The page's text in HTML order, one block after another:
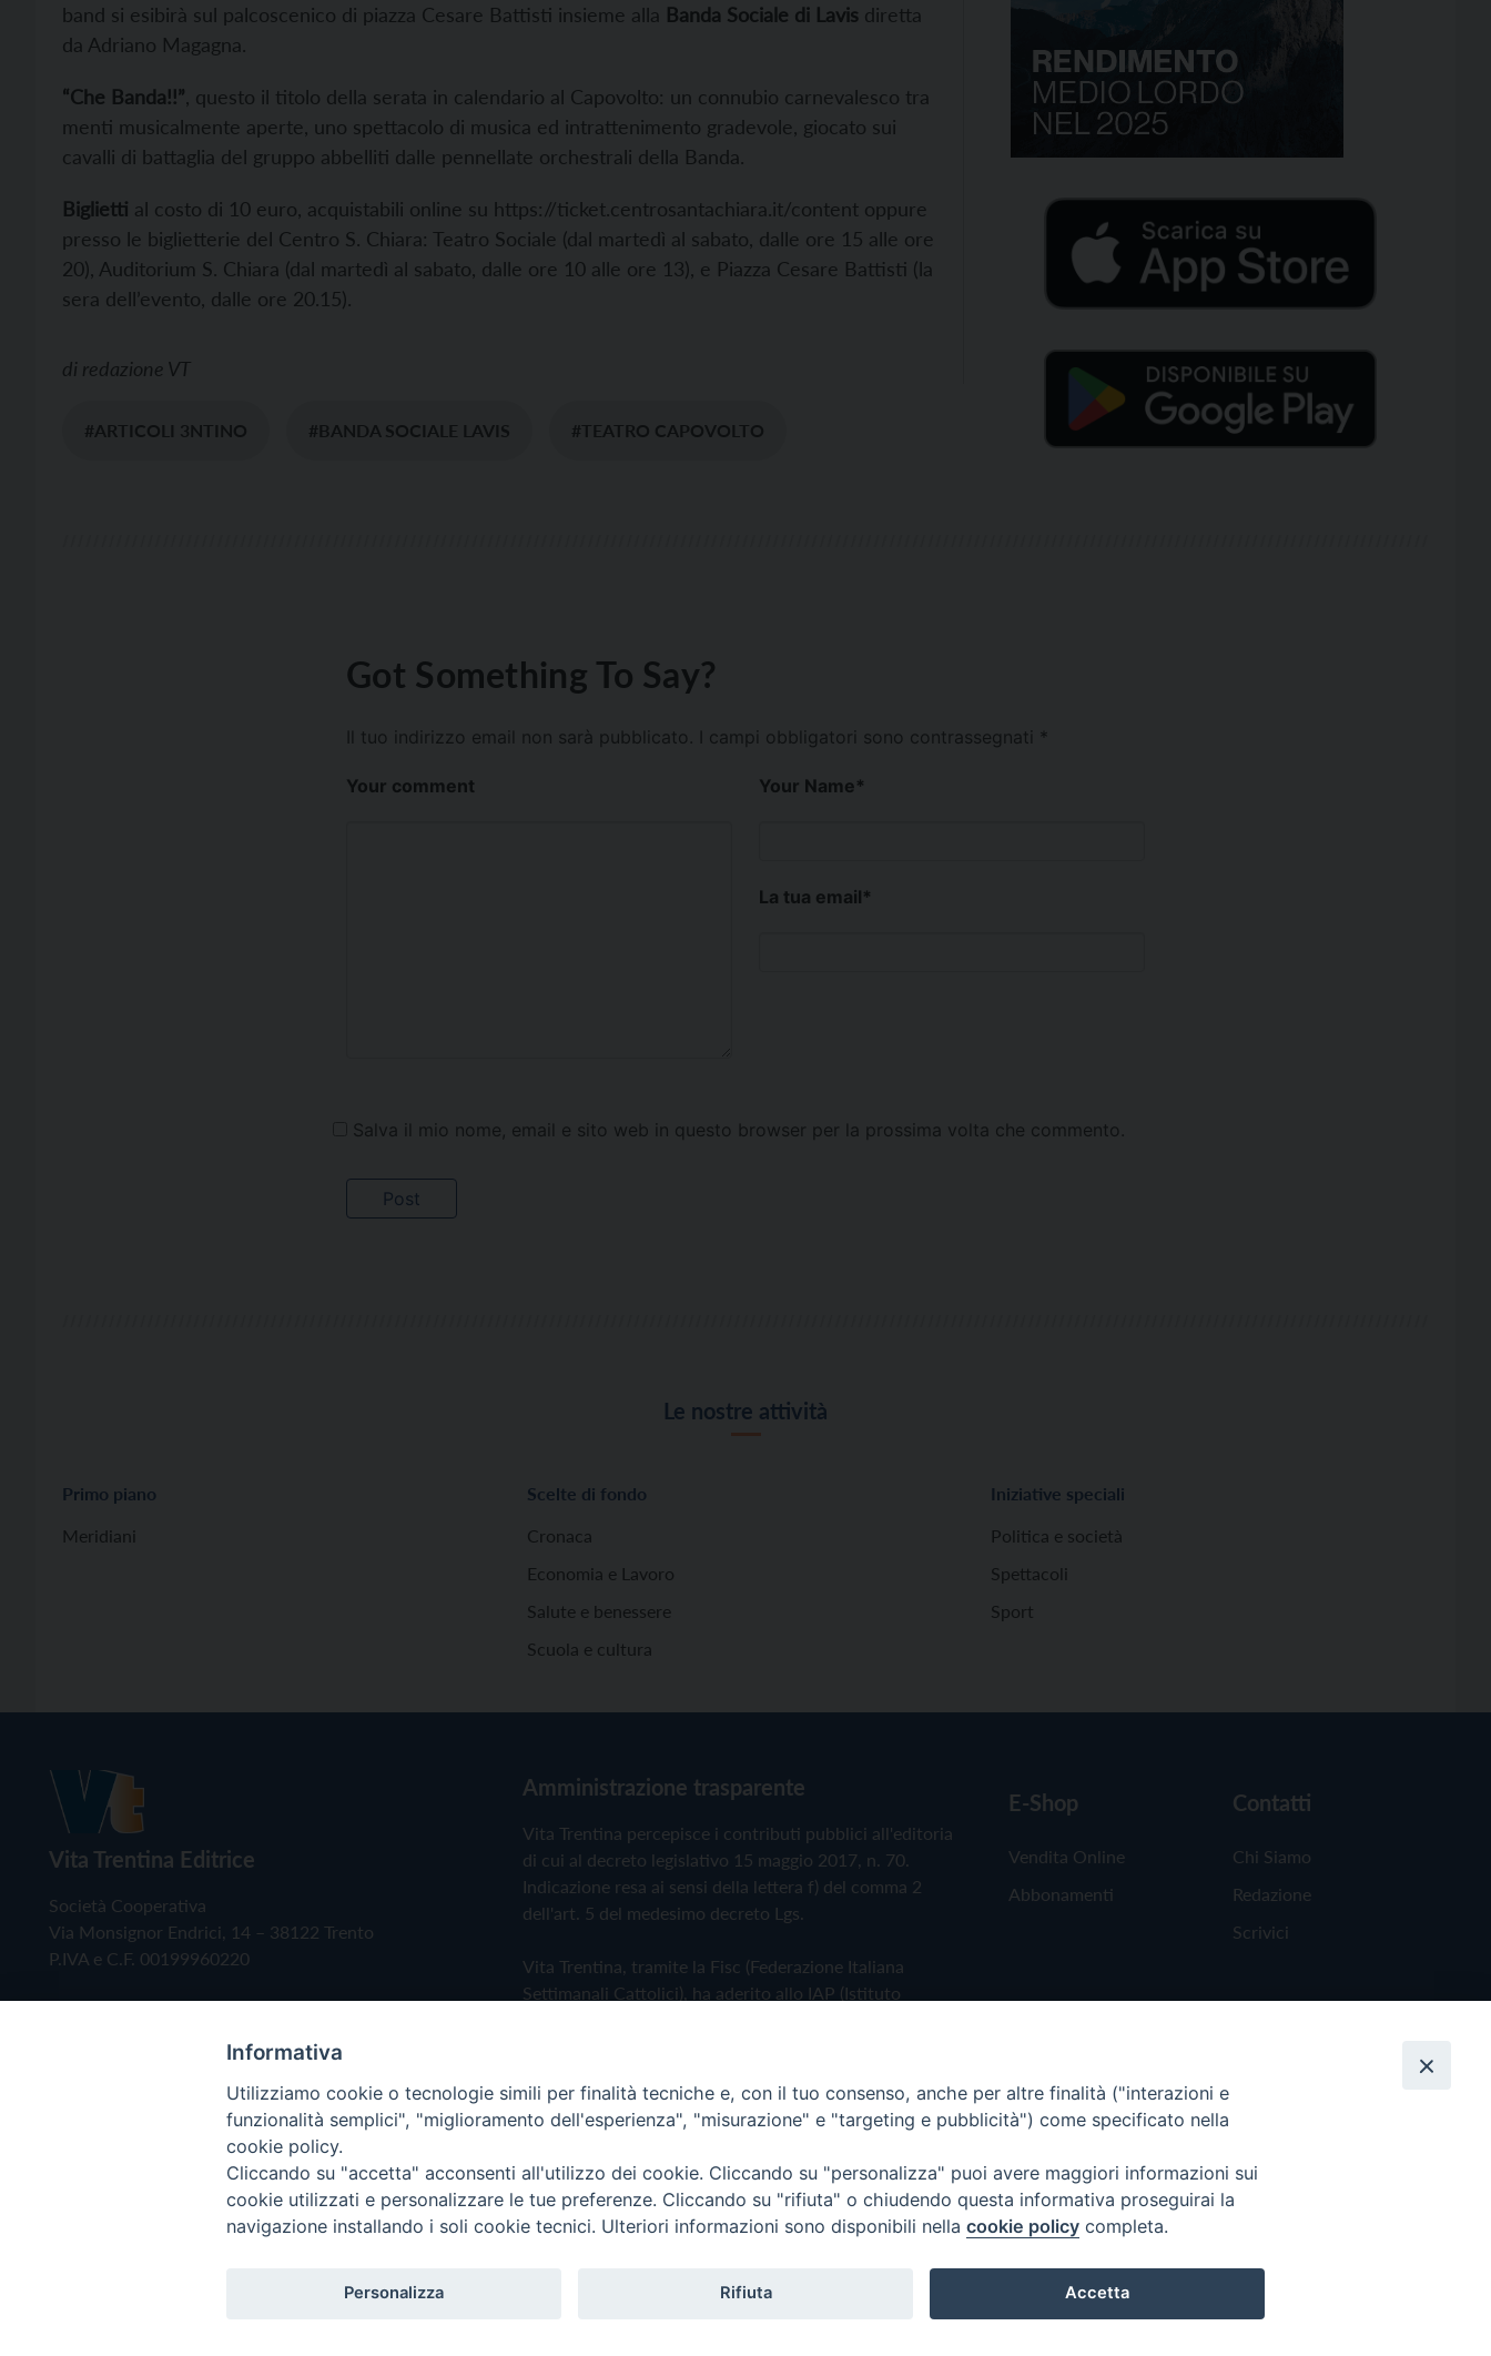
band si esibirà sul palcoscenico di piazza Cesare Battisti insieme alla Banda Sociale di Lavis diretta
da Adriano Magagna.
“Che Banda!!” , questo il titolo della serata in calendario al Capovolto: un connubio carnevalesco tra
menti musicalmente aperte, uno spettacolo di musica ed intrattenimento gradevole, giocato sui
cavalli di battaglia del gruppo abbelliti dalle pennellate orchestrali della Banda.
Biglietti al costo di 10 euro, acquistabili online su https://ticket.centrosantachiara.it/content oppure
presso le biglietterie del Centro S. Chiara: Teatro Sociale (dal martedì al sabato, dalle ore 15 alle ore
20), Auditorium S. Chiara (dal martedì al sabato, dalle ore 10 alle ore 13), e Piazza Cesare Battisti (la
sera dell’evento, dalle ore 20.15).
di redazione VT
#ARTICOLI 3NTINO #BANDA SOCIALE LAVIS #TEATRO CAPOVOLTO
Got Something To Say?
Il tuo indirizzo email non sarà pubblicato. I campi obbligatori sono contrassegnati *
Your comment Your Name*
La tua email*
Salva il mio nome, email e sito web in questo browser per la prossima volta che commento.
Le nostre attività
Primo piano
Meridiani
Scelte di fondo
Cronaca
Economia e Lavoro
Salute e benessere
Scuola e cultura
Iniziative speciali
Politica e società
Spettacoli
Sport
Vita Trentina Editrice
Società Cooperativa
Via Monsignor Endrici, 14 – 38122 Trento
P.IVA e C.F. 00199960220
Amministrazione trasparente
Vita Trentina percepisce i contributi pubblici all'editoria
di cui al decreto legislativo 15 maggio 2017, n. 70.
Indicazione resa ai sensi della lettera f) del comma 2
dell'art. 5 del medesimo decreto Lgs.
Vita Trentina, tramite la Fisc (Federazione Italiana
Settimanali Cattolici), ha aderito allo IAP (Istituto
Privacy Policy Cookie Policy
E-Shop
Vendita Online
Abbonamenti
Contatti
Chi Siamo
Redazione
Scrivici
Copyright © 2019 - Tutti i diritti riservati - Vita Trentina Editrice
Informativa
Utilizziamo cookie o tecnologie simili per finalità tecniche e, con il tuo consenso, anche per altre finalità ("interazioni e
funzionalità semplici", "miglioramento dell'esperienza", "misurazione" e "targeting e pubblicità") come specificato nella
cookie policy.
Cliccando su "accetta" acconsenti all'utilizzo dei cookie. Cliccando su "personalizza" puoi avere maggiori informazioni sui
cookie utilizzati e personalizzare le tue preferenze. Cliccando su "rifiuta" o chiudendo questa informativa proseguirai la
navigazione installando i soli cookie tecnici. Ulteriori informazioni sono disponibili nella cookie policy completa.
Personalizza Rifiuta Accetta